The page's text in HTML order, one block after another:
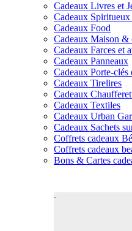
Cadeaux Livres et
Cadeaux
Cadeaux Food
Cadeaux Maison &
Cadeaux Farces et
Cadeaux Panneaux
Cadeaux Porte-clés
Cadeaux Tirelires
Cadeaux
Cadeaux Textiles
Cadeaux Urban
Cadeaux Sachets
Coffrets cadeaux
Coffrets cadeaux
Bons & Cartes